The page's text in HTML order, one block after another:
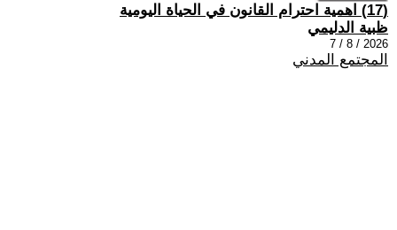
(17) اهمية احترام القانون في الحياة اليومية
ظبية الدليمي
2026 / 8 / 7
المجتمع المدني